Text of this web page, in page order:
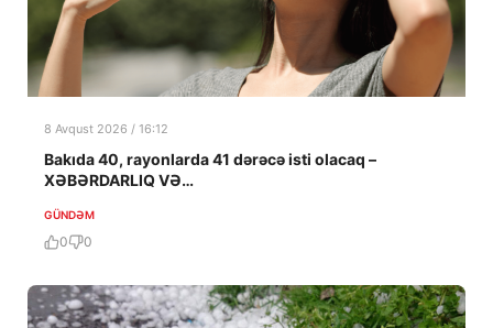
8 Avqust 2026 / 16:12
Bakıda 40, rayonlarda 41 dərəcə isti olacaq –
XƏBƏRDARLIQ VƏ…
GÜNDƏM
0 0